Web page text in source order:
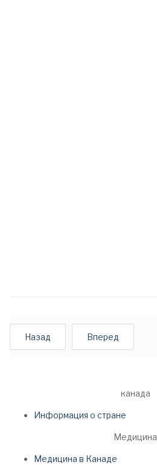
Назад Вперед
канада
Информация о стране
Медицина
Медицина в Канаде